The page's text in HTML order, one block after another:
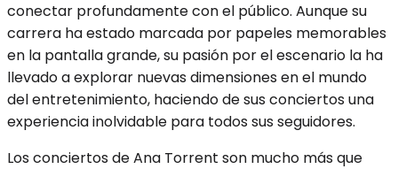
conectar profundamente con el público. Aunque su
carrera ha estado marcada por papeles memorables
en la pantalla grande, su pasión por el escenario la ha
llevado a explorar nuevas dimensiones en el mundo
del entretenimiento, haciendo de sus conciertos una
experiencia inolvidable para todos sus seguidores.
Los conciertos de Ana Torrent son mucho más que